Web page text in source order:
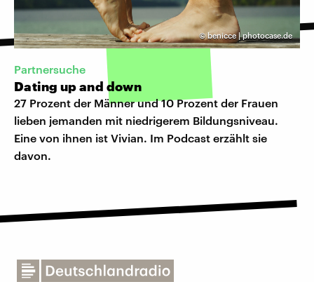
©benicce | photocase.de
Partnersuche
Dating up and down
27 Prozent der Männer und 10 Prozent der Frauen
lieben jemanden mit niedrigerem Bildungsniveau.
Eine von ihnen ist Vivian. Im Podcast erzählt sie
davon.